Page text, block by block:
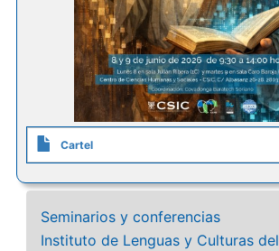
Cartel
Seminarios y conferencias
Instituto de Lenguas y Culturas del